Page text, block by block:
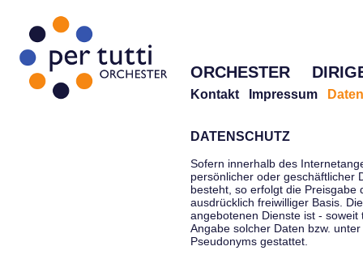
ORCHESTER
Kontakt Impressum
DATENSCHUTZ
Sofern innerhalb des
persönlicher oder geschäftlicher
besteht, so erfolgt die Preisgabe
ausdrücklich freiwilliger Basis.
angebotenen Dienste ist -
Angabe solcher Daten bzw.
Pseudonyms gestattet.